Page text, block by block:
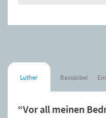
Luther Basisbibel
“Vor all meinen